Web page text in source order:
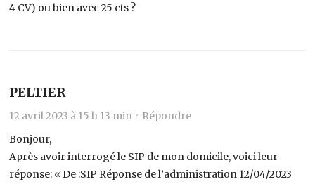
4 CV) ou bien avec 25 cts ?
PELTIER
12 avril 2023 à 15 h 13 min · Répondre
Bonjour,
Après avoir interrogé le SIP de mon domicile, voici leur
réponse: « De :SIP Réponse de l’administration 12/04/2023